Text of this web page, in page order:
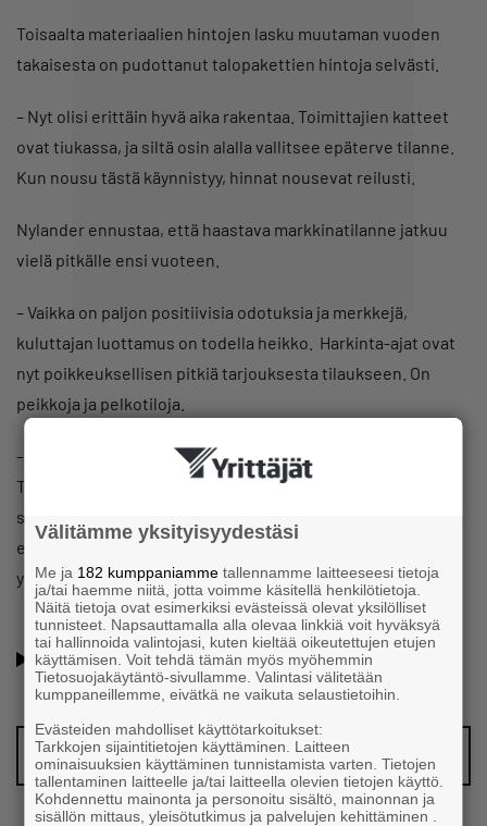
Toisaalta materiaalien hintojen lasku muutaman vuoden
takaisesta on pudottanut talopakettien hintoja selvästi.
– Nyt olisi erittäin hyvä aika rakentaa. Toimittajien katteet
ovat tiukassa, ja siltä osin alalla vallitsee epäterve tilanne.
Kun nousu tästä käynnistyy, hinnat nousevat reilusti.
Nylander ennustaa, että haastava markkinatilanne jatkuu
vielä pitkälle ensi vuoteen.
– Vaikka on paljon positiivisia odotuksia ja merkkejä,
kuluttajan luottamus on todella heikko. Harkinta-ajat ovat
nyt poikkeuksellisen pitkiä tarjouksesta tilaukseen. On
peikkoja ja pelkotiloja.
– Ihmisillä on isoja lukkoja aloittaa rakennushankkeita.
Talotehtaiden tarjouskannassa on valtava potentiaali, sillä
siellä on älyttömästi hankkeita ja tarjouksia, jotka eivät ole
edenneet mihinkään viimeisten kolmen vuoden aikana,
yrittäjä jatkaa.
Oletko jo Suomen Yrittäjien jäsen? Lue jäsenyyden eduista
ja hyödyistä
Vinkkaa meille juttuaihe!
Välitämme yksityisyydestäsi
Me ja 182 kumppaniamme tallennamme laitteeseesi tietoja
ja/tai haemme niitä, jotta voimme käsitellä henkilötietoja.
Näitä tietoja ovat esimerkiksi evästeissä olevat yksilölliset
tunnisteet. Napsauttamalla alla olevaa linkkiä voit hyväksyä
tai hallinnoida valintojasi, kuten kieltää oikeutettujen etujen
käyttämisen. Voit tehdä tämän myös myöhemmin
Tietosuojakäytäntö-sivullamme. Valintasi välitetään
kumppaneillemme, eivätkä ne vaikuta selaustietoihin.
Evästeiden mahdolliset käyttötarkoitukset:
Tarkkojen sijaintitietojen käyttäminen. Laitteen
ominaisuuksien käyttäminen tunnistamista varten. Tietojen
tallentaminen laitteelle ja/tai laitteella olevien tietojen käyttö.
Kohdennettu mainonta ja personoitu sisältö, mainonnan ja
sisällön mittaus, yleisötutkimus ja palvelujen kehittäminen .